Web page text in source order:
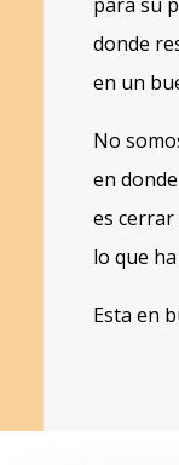
para su
donde
en un
No
en
es cerrar
lo que
Esta en